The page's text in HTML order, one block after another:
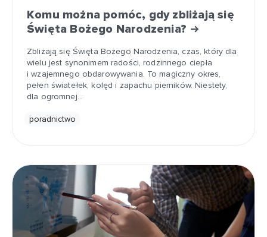
Komu można pomóc, gdy zbliżają się
Święta Bożego Narodzenia?
Zbliżają się Święta Bożego Narodzenia, czas, który dla
wielu jest synonimem radości, rodzinnego ciepła
i wzajemnego obdarowywania. To magiczny okres,
pełen światełek, kolęd i zapachu pierników. Niestety,
dla ogromnej…
poradnictwo